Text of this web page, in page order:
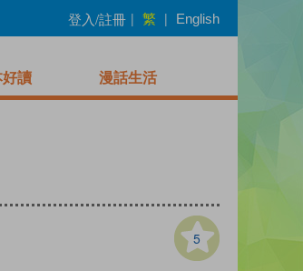
登入/註冊 | 繁 | English
讀 漫話生活
5